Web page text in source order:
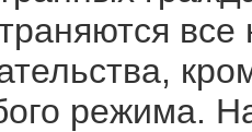
режима.